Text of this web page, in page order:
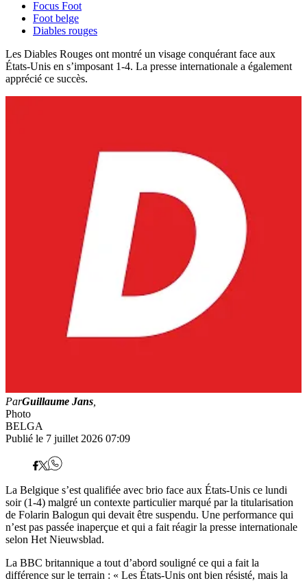
Focus Foot
Foot belge
Diables rouges
Les Diables Rouges ont montré un visage conquérant face aux
États-Unis en s’imposant 1-4. La presse internationale a également
apprécié ce succès.
ParGuillaume Jans
Photo
BELGA
Publié le 7 juillet 2026 07:09
La Belgique s’est qualifiée avec brio face aux États-Unis ce lundi
soir (1-4) malgré un contexte particulier marqué par la titularisation
de Folarin Balogun qui devait être suspendu. Une performance qui
n’est pas passée inaperçue et qui a fait réagir la presse internationale
selon Het Nieuwsblad.
La BBC britannique a tout d’abord souligné ce qui a fait la
différence sur le terrain : « Les États-Unis ont bien résisté, mais la